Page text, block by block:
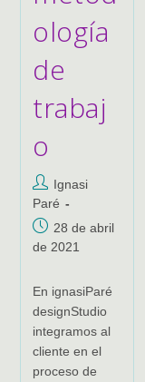
ología
de
trabaj
o
Autor
de
la
entrada:
Ignasi
Paré
Publicación
de
28 de abril
de 2021
En ignasiParé
designStudio
integramos al
cliente en el
proceso de